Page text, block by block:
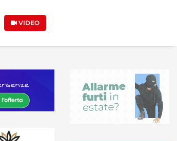
VIDEO